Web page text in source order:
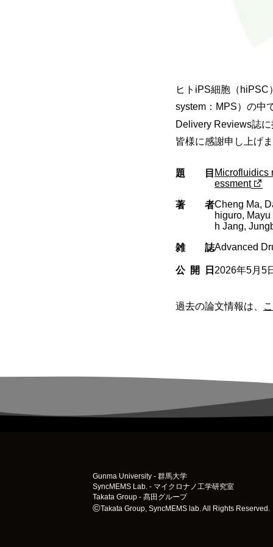
ヒトiPS細胞（hiPSC
system：MPS）の中
Delivery Reviews誌
皆様に感謝申し上げ
題目 Microfluidics
essment
著者Cheng Ma,
higuro,
h Jang,
雑誌Advanced
公開日2026年5月5
過去の論文情報は、
Gunma University - 群馬大学
SyncMEMS Lab. - マイクロナノ工学研究室
Takata Group - 髙田グループ
Takata Group, SyncMEMS lab. All Rights Reserved.